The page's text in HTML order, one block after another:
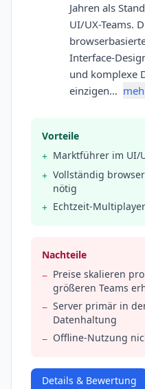
Jahren als
UI/UX-Teams.
Interface-
und komplexe
einzigen…
Vorteile
+ Marktführer im UI/
+ Vollständig
nötig
+ Echtzeit-
Nachteile
− Preise skalieren
größeren Teams
− Server primär in
Datenhaltung
− Offline-Nutzung
Details & Bewertung